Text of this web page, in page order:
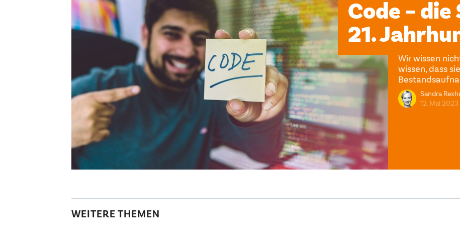
Code –
21.
Wir wissen
wissen, dass
Sandra
12. Mai 2023
WEITERE THEMEN